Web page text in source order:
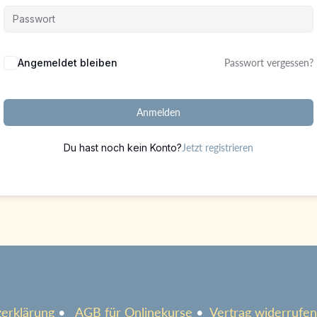
Alternative:
Angemeldet bleiben Passwort vergessen?
Anmelden
Du hast noch kein Konto?Jetzt registrieren
• AGB für Onlinekurse • Vertrag widerrufen